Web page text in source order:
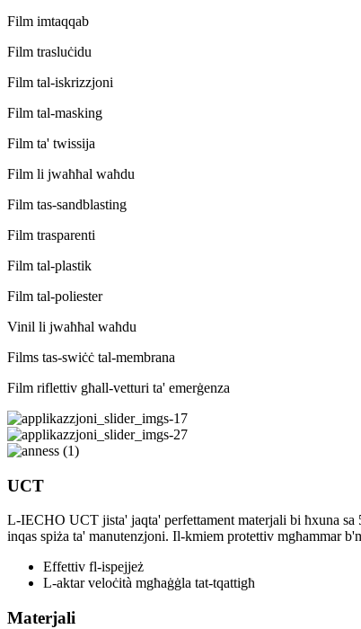
Film imtaqqab
Film trasluċidu
Film tal-iskrizzjoni
Film tal-masking
Film ta' twissija
Film li jwaħħal waħdu
Film tas-sandblasting
Film trasparenti
Film tal-plastik
Film tal-poliester
Vinil li jwaħħal waħdu
Films tas-swiċċ tal-membrana
Film riflettiv għall-vetturi ta' emerġenza
UCT
L-IECHO UCT jista' jaqta' perfettament materjali bi ħxuna
inqas spiża ta' manutenzjoni. Il-kmiem protettiv mgħammar
Effettiv fl-ispejjeż
L-aktar veloċità mgħaġġla tat-tqattigħ
Materjali